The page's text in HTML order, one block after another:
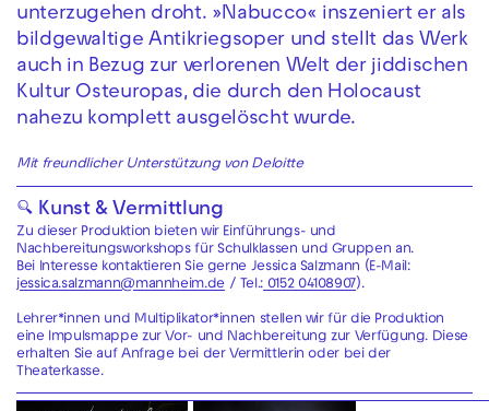
unterzugehen droht. »Nabucco« inszeniert er als
bildgewaltige Antikriegsoper und stellt das Werk
auch in Bezug zur verlorenen Welt der jiddischen
Kultur Osteuropas, die durch den Holocaust
nahezu komplett ausgelöscht wurde.
Mit freundlicher Unterstützung von Deloitte
🔍 Kunst & Vermittlung
Zu dieser Produktion bieten wir Einführungs- und
Nachbereitungsworkshops für Schulklassen und Gruppen an.
Bei Interesse kontaktieren Sie gerne Jessica Salzmann (E-Mail:
jessica.salzmann@mannheim.de/ Tel.: 0152 04108907).
Lehrer*innen und Multiplikator*innen stellen wir für die Produktion
eine Impulsmappe zur Vor- und Nachbereitung zur Verfügung. Diese
erhalten Sie auf Anfrage bei der Vermittlerin oder bei der
Theaterkasse.